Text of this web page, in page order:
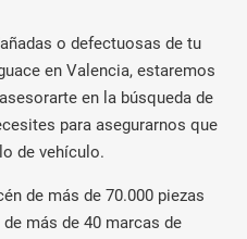
o defectuosas de tu
en Valencia, estaremos
en la búsqueda de
para asegurarnos que
de vehículo.
de más de 70.000 piezas
más de 40 marcas de